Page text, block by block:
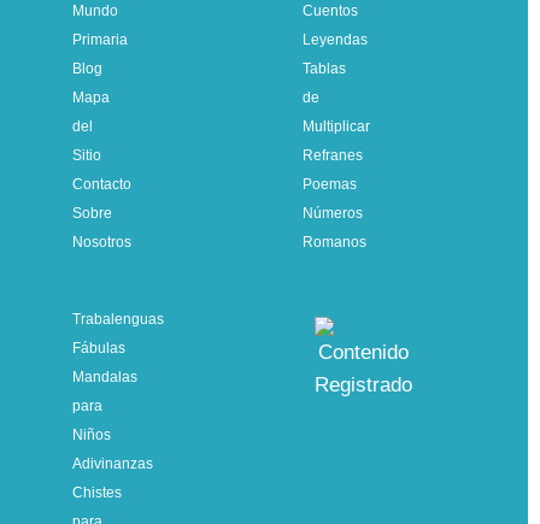
Mundo
Primaria
Blog
Mapa
del
Sitio
Contacto
Sobre
Nosotros
Cuentos
Leyendas
Tablas
de
Multiplicar
Refranes
Poemas
Números
Romanos
Trabalenguas
Fábulas
Mandalas
para
Niños
Adivinanzas
Chistes